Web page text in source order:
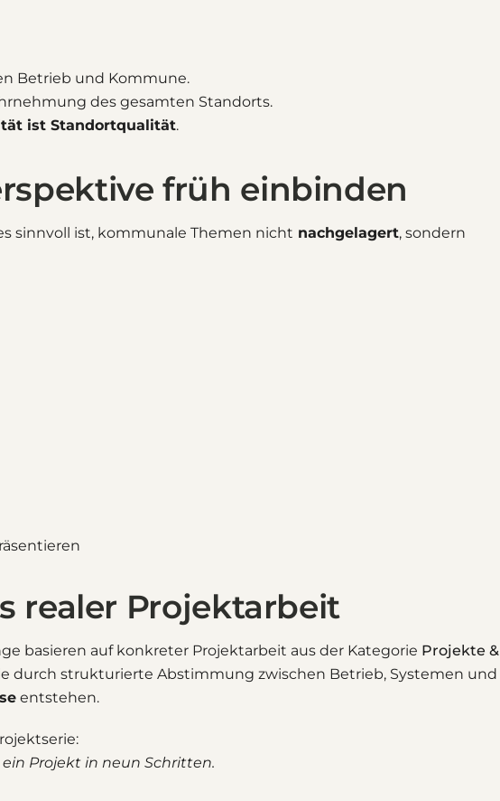
Betrieb und Kommune.
des gesamten Standorts.
ist Standortqualität.
früh einbinden
sinnvoll ist, kommunale Themen nicht nachgelagert, sondern
realer Projektarbeit
basieren auf konkreter Projektarbeit aus der Kategorie Projekte &
durch strukturierte Abstimmung zwischen Betrieb, Systemen und
entstehen.
Projekt in neun Schritten.